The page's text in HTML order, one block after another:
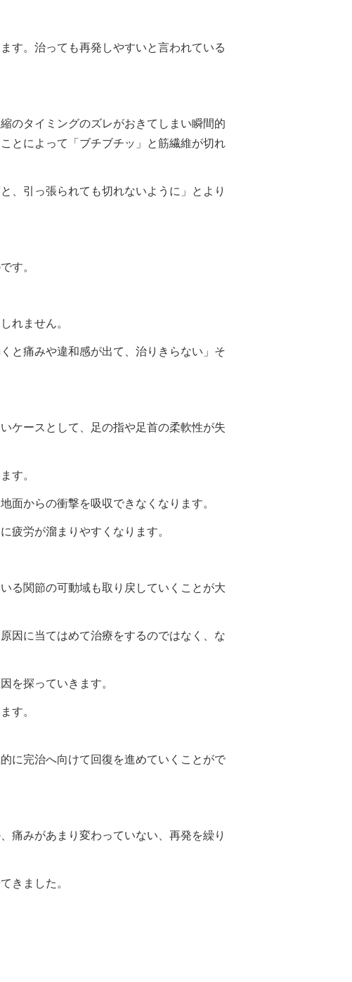
す。治っても再発しやすいと言われている
のタイミングのズレがおきてしまい瞬間的
とによって「ブチブチッ」と筋繊維が切れ
、引っ張られても切れないように」とより
す。
れません。
と痛みや違和感が出て、治りきらない」そ
ケースとして、足の指や足首の柔軟性が失
す。
面からの衝撃を吸収できなくなります。
疲労が溜まりやすくなります。
る関節の可動域も取り戻していくことが大
因に当てはめて治療をするのではなく、な
を探っていきます。
す。
に完治へ向けて回復を進めていくことがで
痛みがあまり変わっていない、再発を繰り
きました。